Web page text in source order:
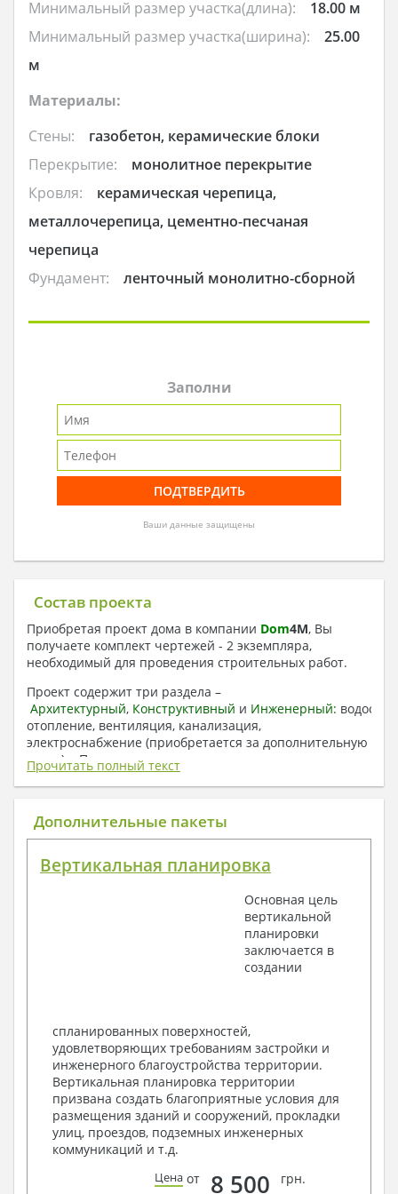
Минимальный размер участка(длина):
18.00 м
Минимальный размер участка(ширина):
25.00
м
Материалы:
Стены:
газобетон, керамические блоки
Перекрытие:
монолитное перекрытие
Кровля:
керамическая черепица,
металлочерепица, цементно-песчаная
черепица
Фундамент:
ленточный монолитно-сборной
Заполни
Ваши данные защищены
Состав проекта
Приобретая проект дома в компании Dom4M, Вы
получаете комплект чертежей - 2 экземпляра,
необходимый для проведения строительных работ.
Проект содержит три раздела –
Архитектурный, Конструктивный и Инженерный:
отопление, вентиляция, канализация,
электроснабжение (приобретается за дополнительную
плату) + Пояснительная записка.
1. Архитектурный раздел:
Общие данные по проекту
Поэтажные маркировочные планы с
Разрезы и состав конструкций
Фасады с ведомостью внешних отделок
Элементы проемов – спецификация
Ведомость перемычек – сечения и
Архитектурные узлы в конструкциях
2. Конструктивный раздел:
Общие данные по проекту
Схемы расположения и расчеты фундаментов
Элементы каркаса – схемы расположения
Схема расположения перекрытий
Опоры перекрытия на стены или Узлы
Элементы кровли – схемы расположения
Прочитать полный текст
Дополнительные пакеты
Вертикальная планировка
Основная цель
вертикальной
планировки
заключается в
создании
спланированных поверхностей,
удовлетворяющих требованиям застройки и
инженерного благоустройства территории.
Вертикальная планировка территории
призвана создать благоприятные условия для
размещения зданий и сооружений, прокладки
улиц, проездов, подземных инженерных
коммуникаций и т.д.
Цена от 8 500 грн.